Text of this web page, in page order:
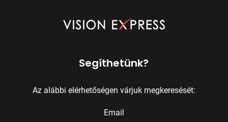
Segíthetünk?
Az alábbi elérhetőségen várjuk megkeresését:
Email